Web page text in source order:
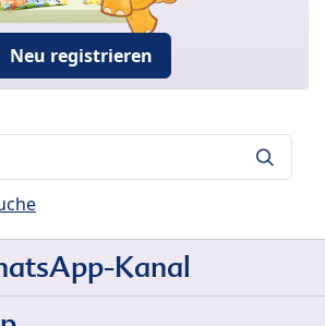
Neu registrieren
Kanal